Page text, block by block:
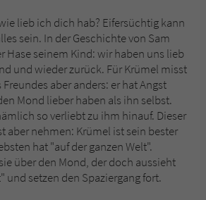
lieb ich dich hab? Eifersüchtig kann
sein. In der Geschichte von Sam
Hase seinem Kind: wir haben uns lieb
und wieder zurück. Für Krümel misst
aber anders: er hat Angst
Mond lieber haben als ihn selbst.
so verliebt zu ihm hinauf. Dieser
aber nehmen: Krümel ist sein bester
hat "auf der ganzen Welt".
über den Mond, der doch aussieht
und setzen den Spaziergang fort.